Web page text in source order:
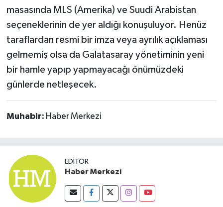
masasında MLS (Amerika) ve Suudi Arabistan
seçeneklerinin de yer aldığı konuşuluyor. Henüz
taraflardan resmi bir imza veya ayrılık açıklaması
gelmemiş olsa da Galatasaray yönetiminin yeni
bir hamle yapıp yapmayacağı önümüzdeki
günlerde netleşecek.
Muhabir: Haber Merkezi
EDITÖR
Haber Merkezi